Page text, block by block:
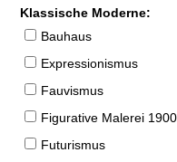
Klassische Moderne:
Bauhaus
Expressionismus
Fauvismus
Figurative Malerei
Futurismus